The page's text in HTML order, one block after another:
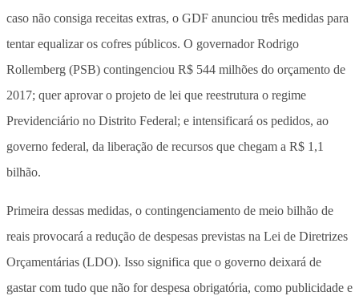
caso não consiga receitas extras, o GDF anunciou três medidas para
tentar equalizar os cofres públicos. O governador Rodrigo
Rollemberg (PSB) contingenciou R$ 544 milhões do orçamento de
2017; quer aprovar o projeto de lei que reestrutura o regime
Previdenciário no Distrito Federal; e intensificará os pedidos, ao
governo federal, da liberação de recursos que chegam a R$ 1,1
bilhão.
Primeira dessas medidas, o contingenciamento de meio bilhão de
reais provocará a redução de despesas previstas na Lei de Diretrizes
Orçamentárias (LDO). Isso significa que o governo deixará de
gastar com tudo que não for despesa obrigatória, como publicidade e